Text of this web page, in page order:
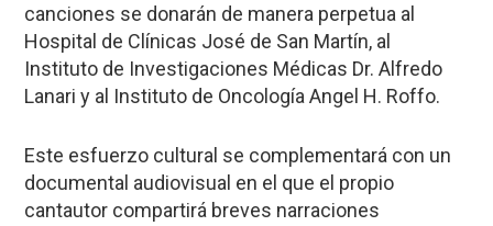
canciones se donarán de manera perpetua al
Hospital de Clínicas José de San Martín, al
Instituto de Investigaciones Médicas Dr. Alfredo
Lanari y al Instituto de Oncología Angel H. Roffo.
Este esfuerzo cultural se complementará con un
documental audiovisual en el que el propio
cantautor compartirá breves narraciones